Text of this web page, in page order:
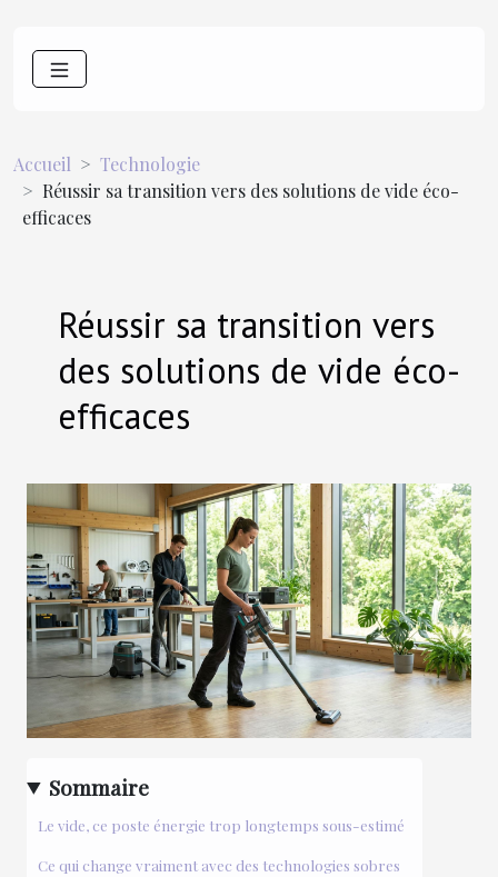
Accueil
Technologie
Réussir sa transition vers des solutions de vide éco-
efficaces
Réussir sa transition vers
des solutions de vide éco-
efficaces
Sommaire
Le vide, ce poste énergie trop longtemps sous-estimé
Ce qui change vraiment avec des technologies sobres